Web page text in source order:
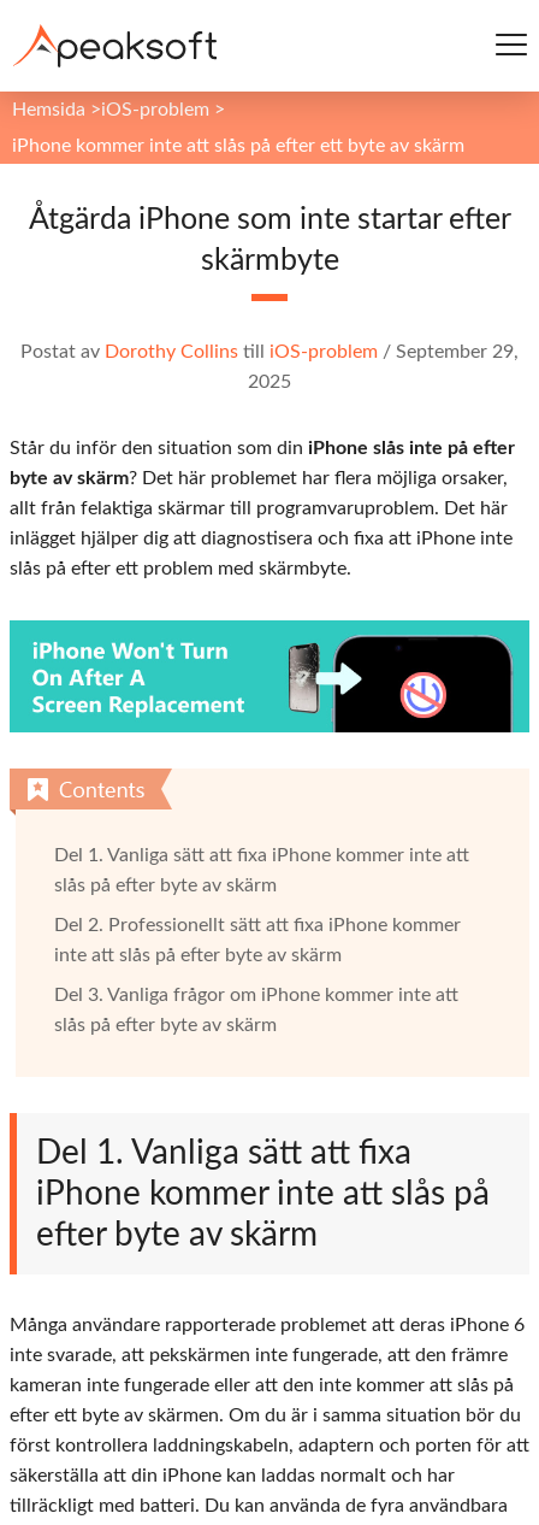
Hemsida >iOS-problem >
iPhone kommer inte att slås på efter ett byte av skärm
Åtgärda iPhone som inte startar efter
skärmbyte
Postat av Dorothy Collins till iOS-problem / September 29,
2025
Står du inför den situation som din iPhone slås inte på efter
byte av skärm? Det här problemet har flera möjliga orsaker,
allt från felaktiga skärmar till programvaruproblem. Det här
inlägget hjälper dig att diagnostisera och fixa att iPhone inte
slås på efter ett problem med skärmbyte.
Del 1. Vanliga sätt att fixa iPhone kommer inte att
slås på efter byte av skärm
Del 2. Professionellt sätt att fixa iPhone kommer
inte att slås på efter byte av skärm
Del 3. Vanliga frågor om iPhone kommer inte att
slås på efter byte av skärm
Del 1. Vanliga sätt att fixa
iPhone kommer inte att slås på
efter byte av skärm
Många användare rapporterade problemet att deras iPhone 6
inte svarade, att pekskärmen inte fungerade, att den främre
kameran inte fungerade eller att den inte kommer att slås på
efter ett byte av skärmen. Om du är i samma situation bör du
först kontrollera laddningskabeln, adaptern och porten för att
säkerställa att din iPhone kan laddas normalt och har
tillräckligt med batteri. Du kan använda de fyra användbara